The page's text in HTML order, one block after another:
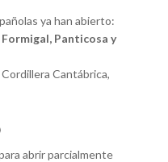
ya han abierto:
Panticosa y
Cantábrica,
abrir parcialmente